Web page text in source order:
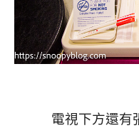
電視下方還有